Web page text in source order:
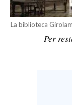
SPORT
RISULTATI E
La biblioteca
Per